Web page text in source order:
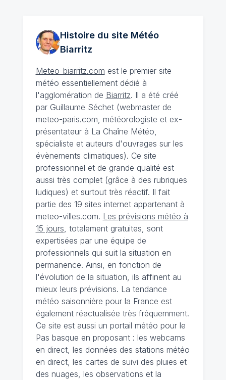
Histoire du site Météo
Biarritz
Meteo-biarritz.com est le premier site
météo essentiellement dédié à
l'agglomération de Biarritz. Il a été créé
par Guillaume Séchet (webmaster de
meteo-paris.com, météorologiste et ex-
présentateur à La Chaîne Météo,
spécialiste et auteurs d'ouvrages sur les
évènements climatiques). Ce site
professionnel et de grande qualité est
aussi très complet (grâce à des rubriques
ludiques) et surtout très réactif. Il fait
partie des 19 sites internet appartenant à
meteo-villes.com. Les prévisions météo à
15 jours , totalement gratuites, sont
expertisées par une équipe de
professionnels qui suit la situation en
permanence. Ainsi, en fonction de
l'évolution de la situation, ils affinent au
mieux leurs prévisions. La tendance
météo saisonnière pour la France est
également réactualisée très fréquemment.
Ce site est aussi un portail météo pour le
Pas basque en proposant : les webcams
en direct, les données des stations météo
en direct, les cartes de suivi des pluies et
des nuages, les observations et la